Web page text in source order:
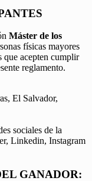
Máster de los
físicas mayores
que acepten cumplir
reglamento.
El Salvador,
sociales de la
Linkedin, Instagram
GANADOR: